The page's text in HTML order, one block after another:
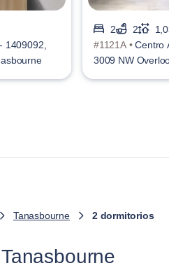
1409092,
2 2
#1121A •Centro
3009 NW
Tanasbourne 2 dormitorios